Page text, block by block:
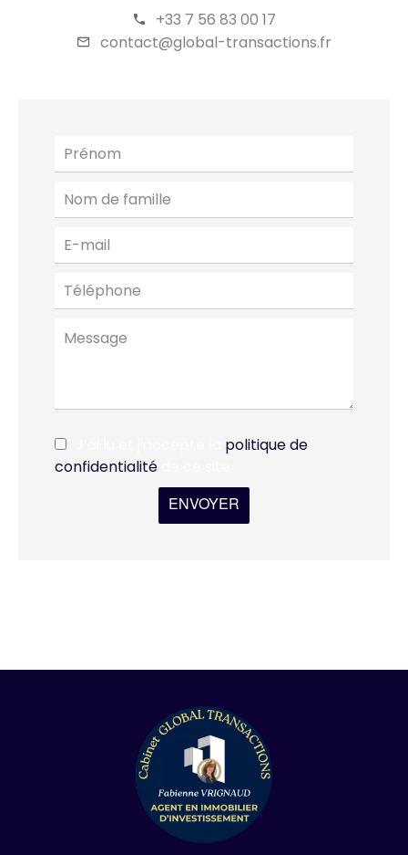
+33 7 56 83 00 17
contact@global-transactions.fr
politique de
confidentialité
ENVOYER